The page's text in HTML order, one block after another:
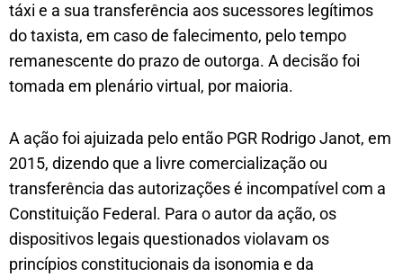
táxi e a sua transferência aos sucessores legítimos
do taxista, em caso de falecimento, pelo tempo
remanescente do prazo de outorga. A decisão foi
tomada em plenário virtual, por maioria.
A ação foi ajuizada pelo então PGR Rodrigo Janot, em
2015, dizendo que a livre comercialização ou
transferência das autorizações é incompatível com a
Constituição Federal. Para o autor da ação, os
dispositivos legais questionados violavam os
princípios constitucionais da isonomia e da